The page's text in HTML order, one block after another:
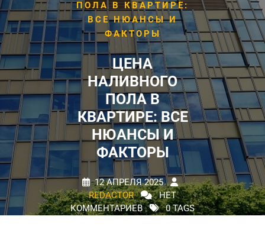
ПОЛА В КВАРТИРЕ:
ВСЕ НЮАНСЫ И
ФАКТОРЫ
ЦЕНА
НАЛИВНОГО
ПОЛА В
КВАРТИРЕ: ВСЕ
НЮАНСЫ И
ФАКТОРЫ
12 АПРЕЛЯ 2025
REDACTOR
НЕТ
КОММЕНТАРИЕВ
0 TAGS